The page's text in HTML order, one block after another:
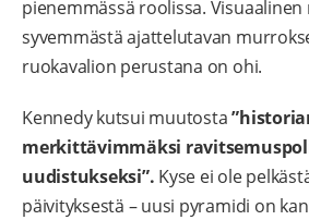
pienemmässä roolissa.
syvemmästä ajattelutavan
ruokavalion perustana on ohi.
Kennedy kutsui muutosta
merkittävimmäksi
uudistukseksi”. Kyse ei ole
päivityksestä – uusi pyramidi on